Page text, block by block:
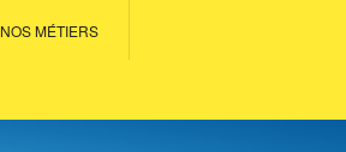
NOS MÉTIERS